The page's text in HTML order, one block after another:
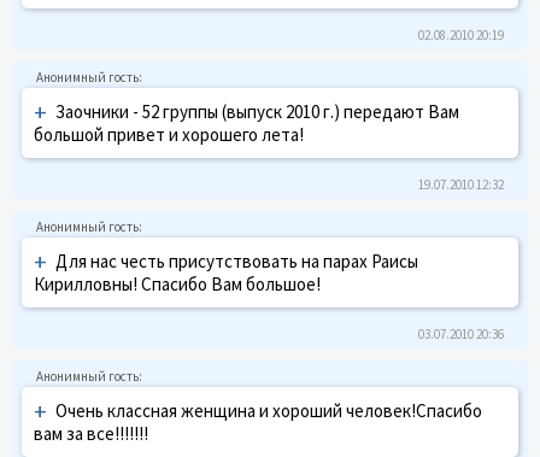
02.08.2010 20:19
+ Заочники - 52 группы (выпуск 2010 г.) передают Вам
большой привет и хорошего лета!
19.07.2010 12:32
+ Для нас честь присутствовать на парах Раисы
Кирилловны! Спасибо Вам большое!
03.07.2010 20:36
+ Очень классная женщина и хороший человек!Спасибо
вам за все!!!!!!!